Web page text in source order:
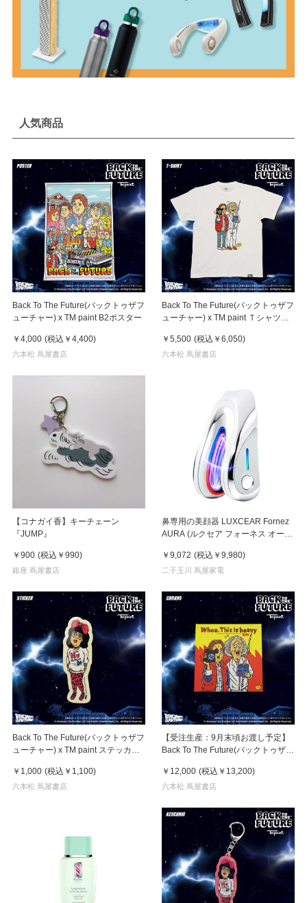
人気商品
Back To The Future(バックトゥザフ
ューチャー) x TM paint B2ポスター
￥4,000 (税込 ￥4,400)
六本松 蔦屋書店
Back To The Future(バックトゥザフ
ューチャー) x TM paint Ｔシャツ
￥5,500 (税込 ￥6,050)
六本松 蔦屋書店
【コナガイ香】キーチェーン
『JUMP』
￥900 (税込 ￥990)
銀座 蔦屋書店
鼻専用の美顔器 LUXCEAR Fornez
AURA (ルクセア フォーネス オー
￥9,072 (税込 ￥9,980)
二子玉川 蔦屋家電
Back To The Future(バックトゥザフ
ューチャー) x TM paint ステッカー
￥1,000 (税込 ￥1,100)
六本松 蔦屋書店
【受注生産：9月末頃お渡し予定】
Back To The Future(バックトゥザフ
Marty & Doc(マーティ＆ドク)
￥12,000 (税込 ￥13,200)
六本松 蔦屋書店